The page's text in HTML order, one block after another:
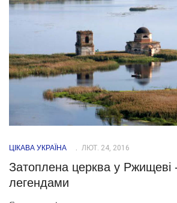
ЦІКАВА УКРАЇНА ЛЮТ. 24, 2016
Затоплена церква у Ржищеві
легендами